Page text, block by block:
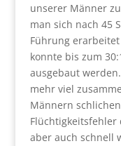
unserer Männer
man sich nach 45
Führung
konnte bis zum
ausgebaut
mehr viel
Männern
Flüchtigkeitsfehler
aber auch schnell